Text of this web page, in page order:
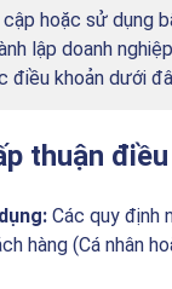
hoặc sử dụng
lập doanh
điều khoản dưới
thuận
Các quy định
hàng (Cá nhân